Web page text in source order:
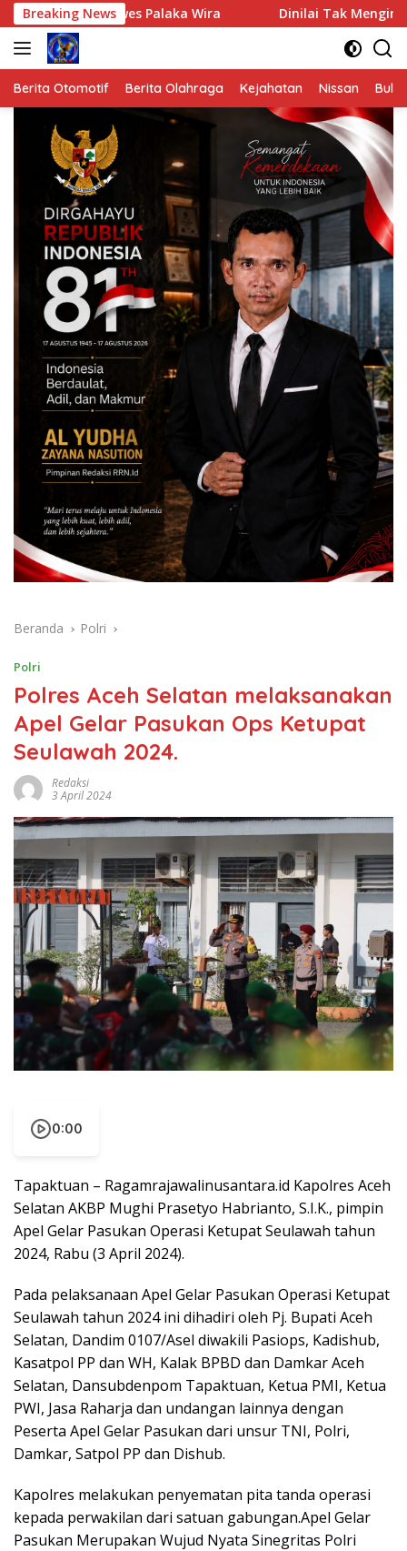
Langsung
ke
konten
Breaking News
Palaka Wira Dinilai Tak Mengindahkan Semarak
Berita Otomotif Berita Olahraga Kejahatan Nissan
Beranda Polri
Polri
Polres Aceh Selatan melaksanakan
Apel Gelar Pasukan Ops Ketupat
Seulawah 2024.
Redaksi
3 April 2024
0:00
Tapaktuan – Ragamrajawalinusantara.id Kapolres Aceh
Selatan AKBP Mughi Prasetyo Habrianto, S.I.K., pimpin
Apel Gelar Pasukan Operasi Ketupat Seulawah tahun
2024, Rabu (3 April 2024).
Pada pelaksanaan Apel Gelar Pasukan Operasi Ketupat
Seulawah tahun 2024 ini dihadiri oleh Pj. Bupati Aceh
Selatan, Dandim 0107/Asel diwakili Pasiops, Kadishub,
Kasatpol PP dan WH, Kalak BPBD dan Damkar Aceh
Selatan, Dansubdenpom Tapaktuan, Ketua PMI, Ketua
PWI, Jasa Raharja dan undangan lainnya dengan
Peserta Apel Gelar Pasukan dari unsur TNI, Polri,
Damkar, Satpol PP dan Dishub.
Kapolres melakukan penyematan pita tanda operasi
kepada perwakilan dari satuan gabungan.Apel Gelar
Pasukan Merupakan Wujud Nyata Sinegritas Polri